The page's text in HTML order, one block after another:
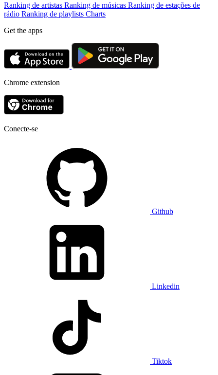
Ranking de artistas Ranking de músicas Ranking de estações de
rádio Ranking de playlists Charts
Get the apps
Chrome extension
Conecte-se
Github
Linkedin
Tiktok